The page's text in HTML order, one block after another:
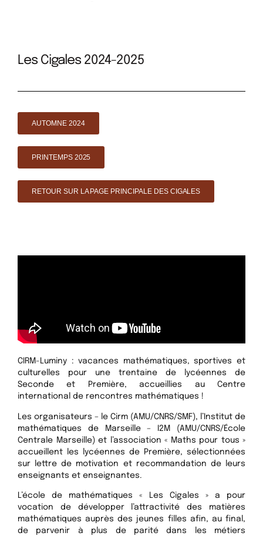
Les Cigales 2024-2025
AUTOMNE 2024
PRINTEMPS 2025
RETOUR SUR LA PAGE PRINCIPALE DES CIGALES
CIRM-Luminy : vacances mathématiques, sportives et
culturelles pour une trentaine de lycéennes de
Seconde et Première, accueillies au Centre
international de rencontres mathématiques !
Les organisateurs – le Cirm (AMU/CNRS/SMF), l’Institut de
mathématiques de Marseille – I2M (AMU/CNRS/École
Centrale Marseille) et l’association « Maths pour tous »
accueillent les lycéennes de Première, sélectionnées
sur lettre de motivation et recommandation de leurs
enseignants et enseignantes.
L’école de mathématiques « Les Cigales » a pour
vocation de développer l’attractivité des matières
mathématiques auprès des jeunes filles afin, au final,
de parvenir à plus de parité dans les métiers